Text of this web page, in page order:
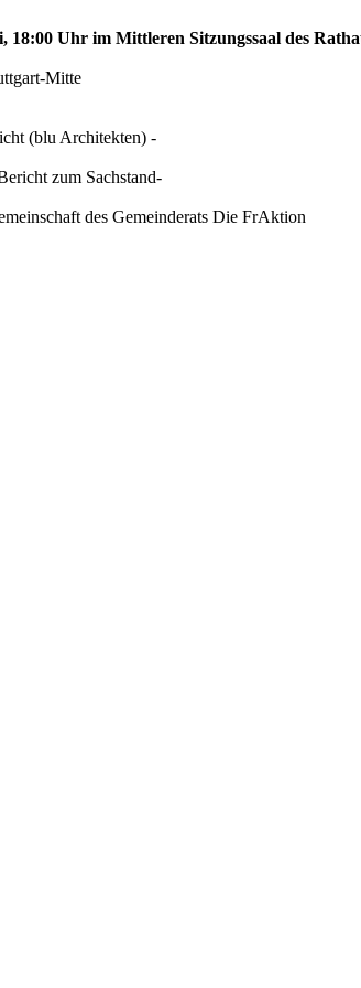
Uhr im Mittleren Sitzungssaal des
Mitte
(blu Architekten) -
zum Sachstand-
des Gemeinderats Die FrAktion